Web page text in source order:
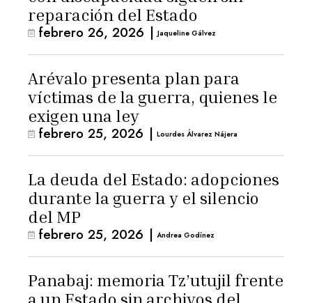
reparación del Estado
febrero 26, 2026 | Jaqueline Gálvez
Arévalo presenta plan para
víctimas de la guerra, quienes le
exigen una ley
febrero 25, 2026 | Lourdes Álvarez Nájera
La deuda del Estado: adopciones
durante la guerra y el silencio
del MP
febrero 25, 2026 | Andrea Godínez
Panabaj: memoria Tz’utujil frente
a un Estado sin archivos del